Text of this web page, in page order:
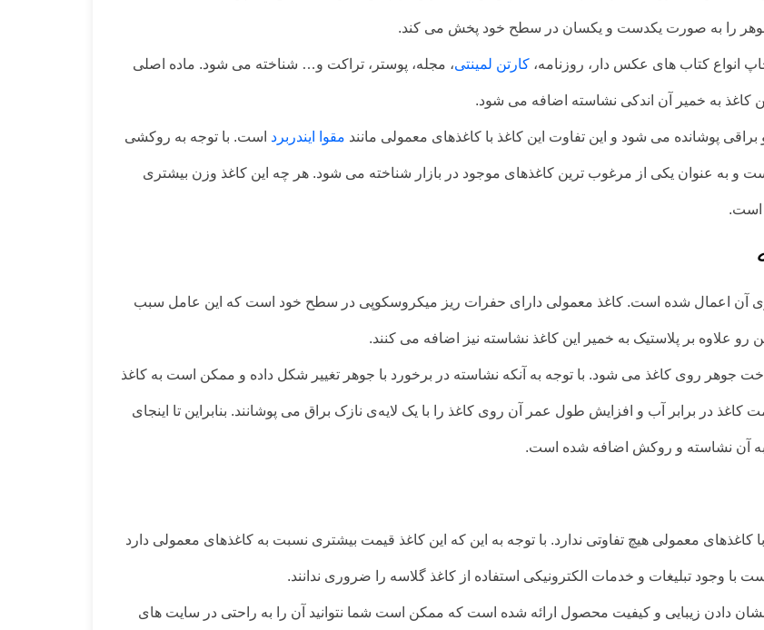
جوهر را به صورت یکدست و یکسان در سطح خود پخش می کند.
انواع کتاب های عکس دار، روزنامه، کارتن لمینتی، مجله، پوستر، تراکت و… شناخته می شود. ماده اصلی
کاغذ به خمیر آن اندکی نشاسته اضافه می شود.
پوشانده می شود و این تفاوت این کاغذ با کاغذهای معمولی مانند مقوا ایندربرد است. با توجه به روکشی
به عنوان یکی از مرغوب ترین کاغذهای موجود در بازار شناخته می شود. هر چه این کاغذ وزن بیشتری
است.
آن اعمال شده است. کاغذ معمولی دارای حفرات ریز میکروسکوپی در سطح خود است که این عامل سبب
بر پلاستیک به خمیر این کاغذ نشاسته نیز اضافه می کنند.
روی کاغذ می شود. با توجه به آنکه نشاسته در برخورد با جوهر تغییر شکل داده و ممکن است به کاغذ
در برابر آب و افزایش طول عمر آن روی کاغذ را با یک لایه‌ی نازک براق می پوشانند. بنابراین تا اینجای
به آن نشاسته و روکش اضافه شده است.
معمولی هیچ تفاوتی ندارد. با توجه به این که این کاغذ قیمت بیشتری نسبت به کاغذهای معمولی دارد
با وجود تبلیغات و خدمات الکترونیکی استفاده از کاغذ گلاسه را ضروری ندانند.
دادن زیبایی و کیفیت محصول ارائه شده است که ممکن است شما نتوانید آن را به راحتی در سایت های